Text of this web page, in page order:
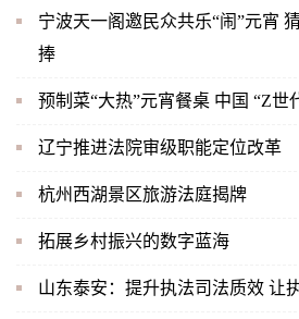
宁波天一阁邀民众共乐“闹”元宵
捧
预制菜“大热”元宵餐桌 中国 “Z世
辽宁推进法院审级职能定位改革
杭州西湖景区旅游法庭揭牌
拓展乡村振兴的数字蓝海
山东泰安：提升执法司法质效 让